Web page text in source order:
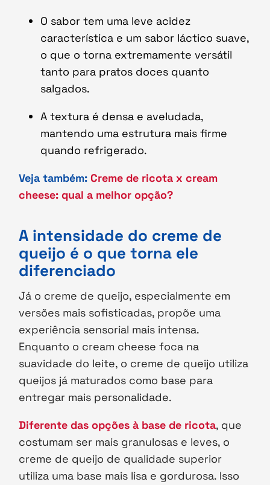
O sabor tem uma leve acidez
característica e um sabor láctico suave,
o que o torna extremamente versátil
tanto para pratos doces quanto
salgados.
A textura é densa e aveludada,
mantendo uma estrutura mais firme
quando refrigerado.
Veja também: Creme de ricota x cream
cheese: qual a melhor opção?
A intensidade do creme de
queijo é o que torna ele
diferenciado
Já o creme de queijo, especialmente em
versões mais sofisticadas, propõe uma
experiência sensorial mais intensa.
Enquanto o cream cheese foca na
suavidade do leite, o creme de queijo utiliza
queijos já maturados como base para
entregar mais personalidade.
Diferente das opções à base de ricota, que
costumam ser mais granulosas e leves, o
creme de queijo de qualidade superior
utiliza uma base mais lisa e gordurosa. Isso